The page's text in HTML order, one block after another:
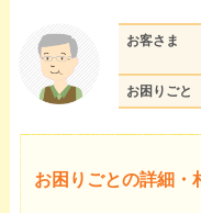
お客さま
お困りごと
お困りごとの詳細・